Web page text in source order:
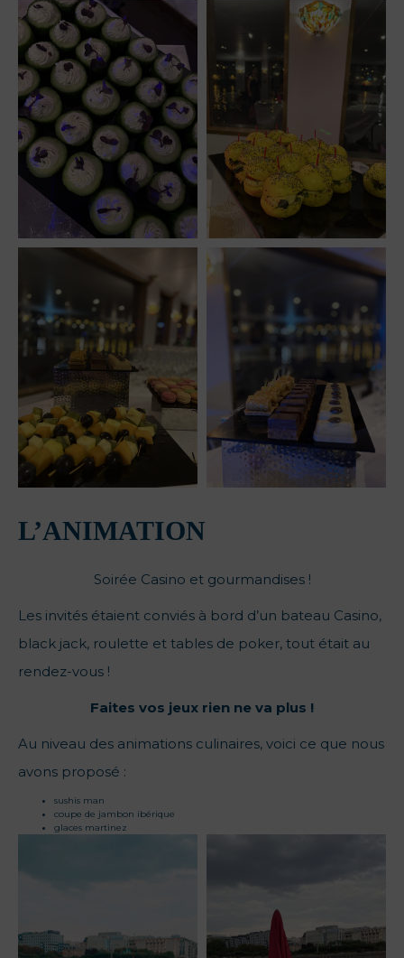
L’ANIMATION
Soirée Casino et gourmandises !
Les invités étaient conviés à bord d’un bateau Casino,
black jack, roulette et tables de poker, tout était au
rendez-vous !
Faites vos jeux rien ne va plus !
Au niveau des animations culinaires, voici ce que nous
avons proposé :
sushis man
coupe de jambon ibérique
glaces martinez